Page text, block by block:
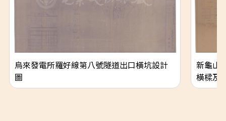
烏來發電所羅好線第八號隧道出口橫坑設計
圖
新龜山
橫樑及